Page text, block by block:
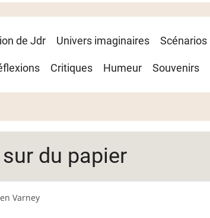
de Jdr Univers imaginaires Scénarios
Critiques Humeur Souvenirs
du papier
Varney